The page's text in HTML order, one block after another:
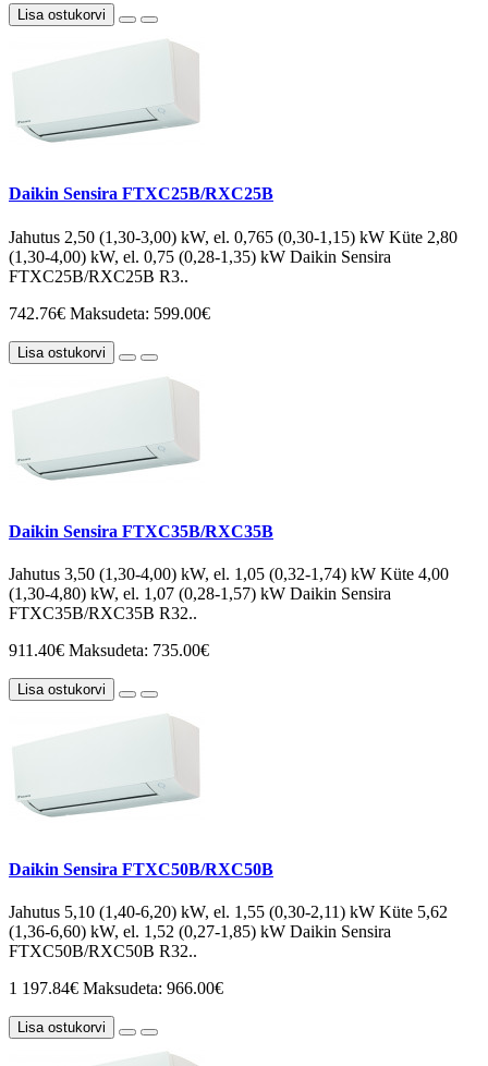
Lisa ostukorvi
Daikin Sensira FTXC25B/RXC25B
Jahutus 2,50 (1,30-3,00) kW, el. 0,765 (0,30-1,15) kW Küte 2,80
(1,30-4,00) kW, el. 0,75 (0,28-1,35) kW Daikin Sensira
FTXC25B/RXC25B R3..
742.76€ Maksudeta: 599.00€
Lisa ostukorvi
Daikin Sensira FTXC35B/RXC35B
Jahutus 3,50 (1,30-4,00) kW, el. 1,05 (0,32-1,74) kW Küte 4,00
(1,30-4,80) kW, el. 1,07 (0,28-1,57) kW Daikin Sensira
FTXC35B/RXC35B R32..
911.40€ Maksudeta: 735.00€
Lisa ostukorvi
Daikin Sensira FTXC50B/RXC50B
Jahutus 5,10 (1,40-6,20) kW, el. 1,55 (0,30-2,11) kW Küte 5,62
(1,36-6,60) kW, el. 1,52 (0,27-1,85) kW Daikin Sensira
FTXC50B/RXC50B R32..
1 197.84€ Maksudeta: 966.00€
Lisa ostukorvi